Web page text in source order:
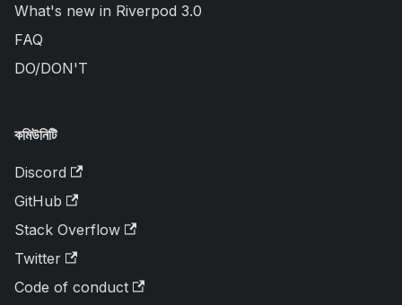
What's new in Riverpod 3.0
FAQ
DO/DON'T
কমিউনিটি
Discord
GitHub
Stack Overflow
Twitter
Code of conduct